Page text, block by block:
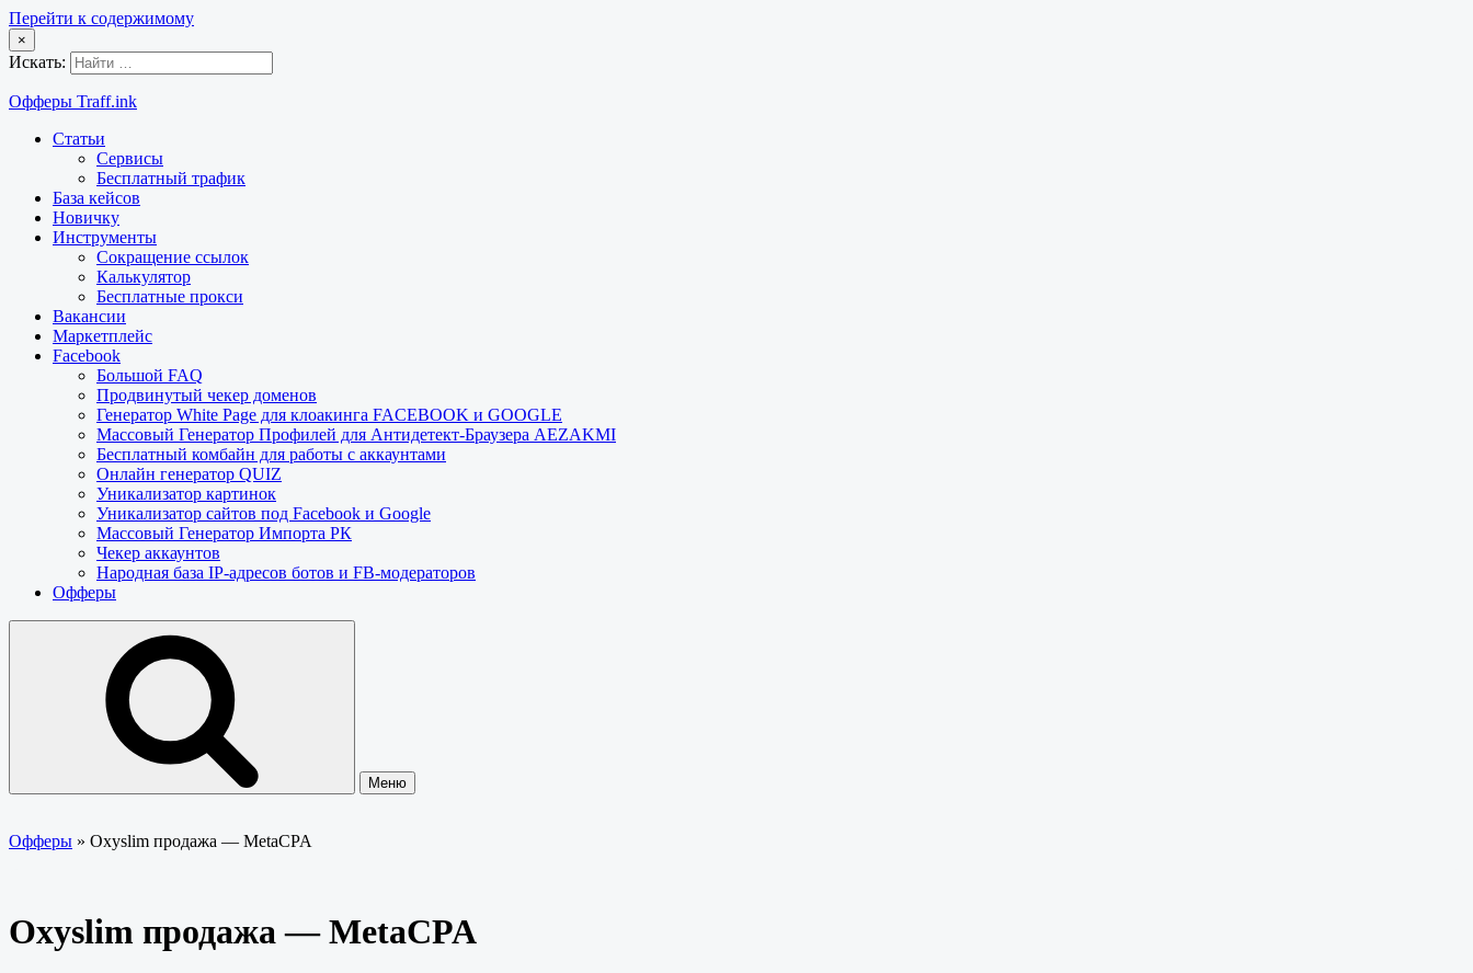
Перейти к содержимому
×
Искать:
Офферы Traff.ink
Статьи
Сервисы
Бесплатный трафик
База кейсов
Новичку
Инструменты
Сокращение ссылок
Калькулятор
Бесплатные прокси
Вакансии
Маркетплейс
Facebook
Большой FAQ
Продвинутый чекер доменов
Генератор White Page для клоакинга FACEBOOK и GOOGLE
Массовый Генератор Профилей для Антидетект-Браузера AEZAKMI
Бесплатный комбайн для работы с аккаунтами
Онлайн генератор QUIZ
Уникализатор картинок
Уникализатор сайтов под Facebook и Google
Массовый Генератор Импорта РК
Чекер аккаунтов
Народная база IP-адресов ботов и FB-модераторов
Офферы
Меню
Офферы » Oxyslim продажа — MetaCPA
Oxyslim продажа — MetaCPA